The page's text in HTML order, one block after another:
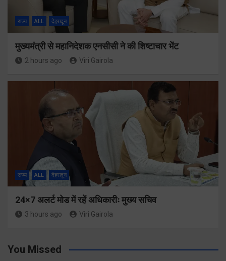
राज्य ALL देहरादून
मुख्यमंत्री से महानिदेशक एनसीसी ने की शिष्टाचार भेंट
2 hours ago Viri Gairola
राज्य ALL देहरादून
24×7 अलर्ट मोड में रहें अधिकारीः मुख्य सचिव
3 hours ago Viri Gairola
You Missed